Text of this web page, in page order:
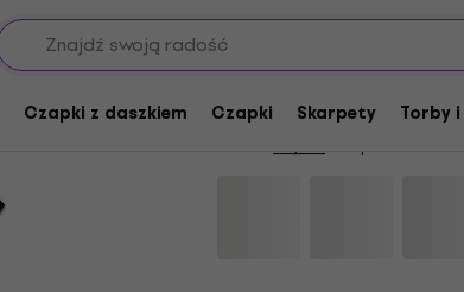
Czapki z daszkiem Czapki Skarpety Torby
Niedostępne
AC/DC Wembley '79
AC/DC Kod produktu: